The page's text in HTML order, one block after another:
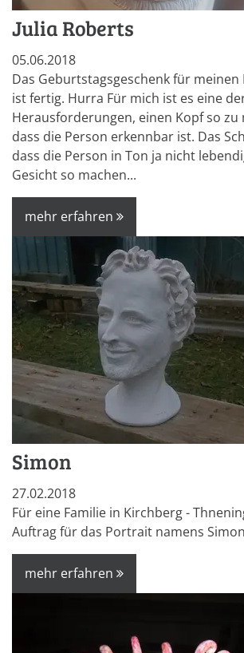
Julia Roberts
05.06.2018
Das Geburtstagsgeschenk für
ist fertig. Hurra Für mich ist es eine
Herausforderungen, einen Kopf so zu
dass die Person erkennbar ist. Das
dass die Person in Ton ja nicht
Gesicht so machen...
mehr erfahren
Simon
27.02.2018
Für eine Familie in Kirchberg -
Auftrag für das Portrait namens
mehr erfahren